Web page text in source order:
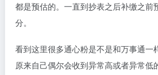
都是预估的。一直到抄表之后补缴之前
分。
看到这里很多通心粉是不是和万事通一
原来自己偶尔会收到异常高或者异常低